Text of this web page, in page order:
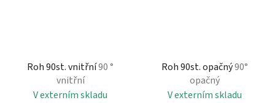
Roh 90st. vnitřní90 °
vnitřní
V externím skladu
Roh 90st. opačný90°
opačný
V externím skladu